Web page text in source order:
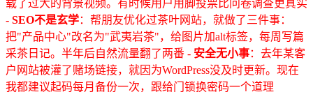
载了过大的背景视频。有时候用户用脚投票比问卷调查更真实
- SEO不是玄学：帮朋友优化过茶叶网站，就做了三件事：
把"产品中心"改名为"武夷岩茶"，给图片加alt标签，每周写篇
采茶日记。半年后自然流量翻了两番 - 安全无小事：去年某客
户网站被灌了赌场链接，就因为WordPress没及时更新。现在
我都建议起码每月备份一次，跟给门锁换密码一个道理